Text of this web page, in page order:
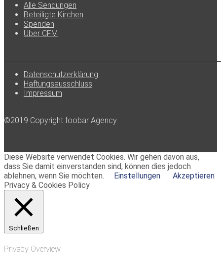
Alle Sendungen
Beteiligte Kirchen
Spenden
Über CFM
Datenschutzerklärung
Haftungsausschluss
Impressum
©2019 Copyright foobar Agency
Diese Website verwendet Cookies. Wir gehen davon aus,
dass Sie damit einverstanden sind, können dies jedoch
ablehnen, wenn Sie möchten.
Einstellungen
Akzeptieren
Privacy & Cookies Policy
Schließen
Privacy Overview